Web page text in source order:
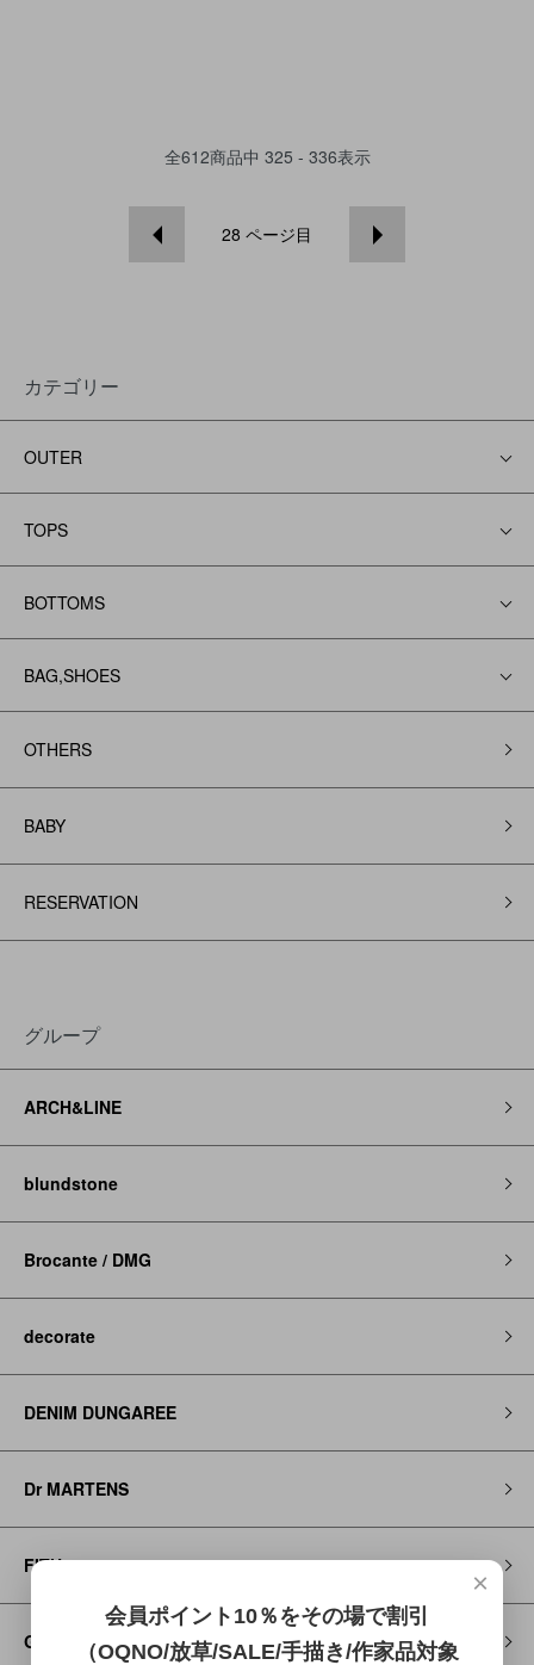
全612商品中 325 - 336表示
28 ページ目
カテゴリー
OUTER
TOPS
BOTTOMS
BAG,SHOES
OTHERS
BABY
RESERVATION
グループ
ARCH&LINE
blundstone
Brocante / DMG
decorate
DENIM DUNGAREE
Dr MARTENS
FITH
Go to Hollywood
×
会員ポイント10％をその場で割引
（OQNO/放草/SALE/手描き/作家品対象